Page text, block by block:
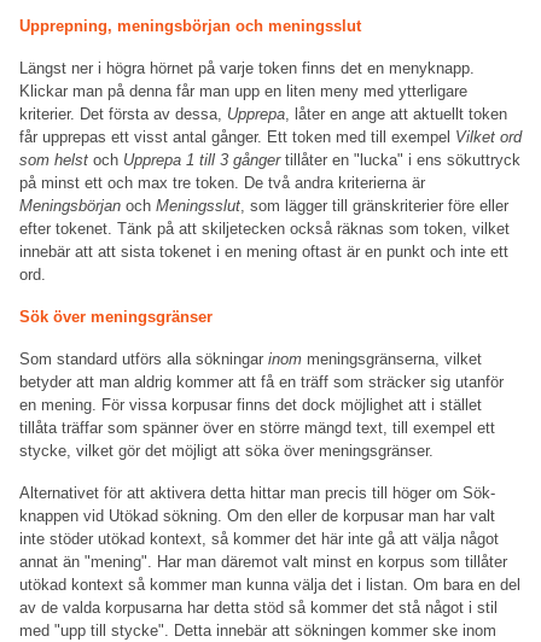
Upprepning, meningsbörjan och meningsslut
Längst ner i högra hörnet på varje token finns det en menyknapp.
Klickar man på denna får man upp en liten meny med ytterligare
kriterier. Det första av dessa, Upprepa , låter en ange att aktuellt token
får upprepas ett visst antal gånger. Ett token med till exempel Vilket ord
som helst och Upprepa 1 till 3 gångertillåter en "lucka" i ens sökuttryck
på minst ett och max tre token. De två andra kriterierna är
Meningsbörjan och Meningsslut , som lägger till gränskriterier före eller
efter tokenet. Tänk på att skiljetecken också räknas som token, vilket
innebär att att sista tokenet i en mening oftast är en punkt och inte ett
ord.
Sök över meningsgränser
Som standard utförs alla sökningar inom meningsgränserna, vilket
betyder att man aldrig kommer att få en träff som sträcker sig utanför
en mening. För vissa korpusar finns det dock möjlighet att i stället
tillåta träffar som spänner över en större mängd text, till exempel ett
stycke, vilket gör det möjligt att söka över meningsgränser.
Alternativet för att aktivera detta hittar man precis till höger om Sök-
knappen vid Utökad sökning. Om den eller de korpusar man har valt
inte stöder utökad kontext, så kommer det här inte gå att välja något
annat än "mening". Har man däremot valt minst en korpus som tillåter
utökad kontext så kommer man kunna välja det i listan. Om bara en del
av de valda korpusarna har detta stöd så kommer det stå något i stil
med "upp till stycke". Detta innebär att sökningen kommer ske inom